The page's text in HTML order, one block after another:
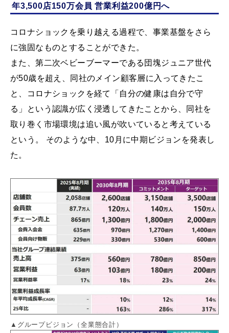
年3,500店150万会員 営業利益200億円へ
コロナショックを乗り越える過程で、事業基盤をさら
に強固なものとすることができた。
また、第二次ベビーブーマーである団塊ジュニア世代
が50歳を超え、同社のメイン顧客層に入ってきたこ
と、コロナショックを経て「自分の健康は自分で守
る」という認識が広く浸透してきたことから、同社を
取り巻く市場環境は追い風が吹いていると考えている
という。 そのような中、10月に中期ビジョンを発表し
た。
▲グループビジョン（全業態合計）